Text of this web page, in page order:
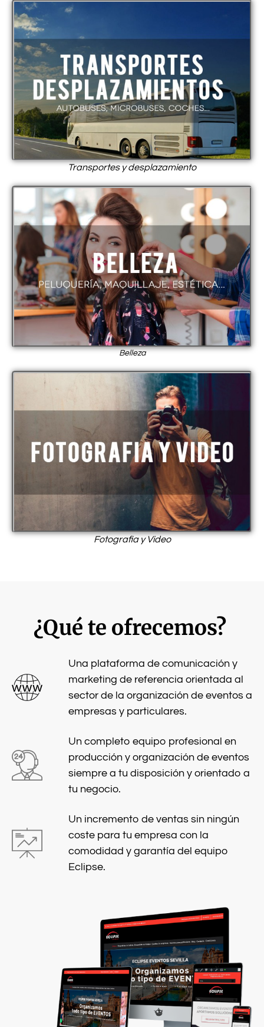
Transportes y desplazamiento
Belleza
Fotografia y Video
¿Qué te ofrecemos?
Una plataforma de comunicación y
marketing de referencia orientada al
sector de la organización de eventos a
empresas y particulares.
Un completo equipo profesional en
producción y organización de eventos
siempre a tu disposición y orientado a
tu negocio.
Un incremento de ventas sin ningún
coste para tu empresa con la
comodidad y garantía del equipo
Eclipse.